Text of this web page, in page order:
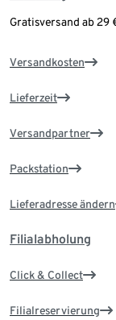
Gratisversand ab 29
Versandkosten
Lieferzeit
Versandpartner
Packstation
Lieferadresse ändern
Filialabholung
Click & Collect
Filialreservierung